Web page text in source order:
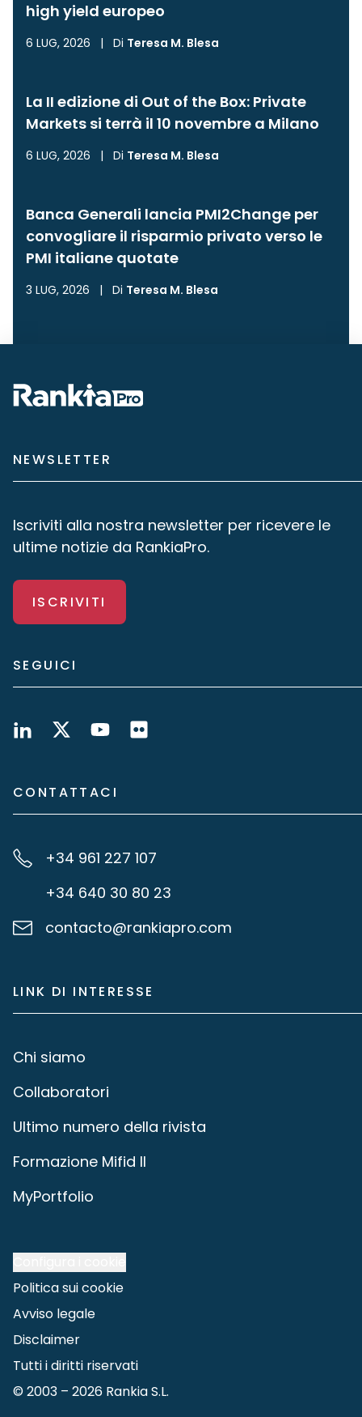
high yield europeo
6 LUG, 2026 | Di Teresa M. Blesa
La II edizione di Out of the Box: Private
Markets si terrà il 10 novembre a Milano
6 LUG, 2026 | Di Teresa M. Blesa
Banca Generali lancia PMI2Change per
convogliare il risparmio privato verso le
PMI italiane quotate
3 LUG, 2026 | Di Teresa M. Blesa
NEWSLETTER
Iscriviti alla nostra newsletter per ricevere le
ultime notizie da RankiaPro.
ISCRIVITI
SEGUICI
CONTATTACI
+34 961 227 107
+34 640 30 80 23
contacto@rankiapro.com
LINK DI INTERESSE
Chi siamo
Collaboratori
Ultimo numero della rivista
Formazione Mifid II
MyPortfolio
Politica sui cookie
Avviso legale
Disclaimer
Tutti i diritti riservati
© 2003 – 2026 Rankia S.L.